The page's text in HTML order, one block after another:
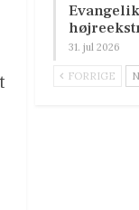
31. jul 2026
FORRIGE